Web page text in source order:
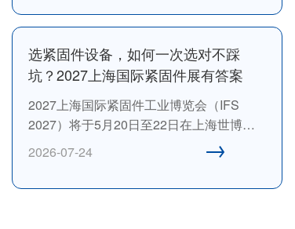
汉诺威米兰展览(上海)有限公司联合主办。
作为行业“风向标”，这里不仅是商贸对接的
优质平台，更是技术交流与趋势研判的前
沿阵地。
选紧固件设备，如何一次选对不踩
坑？2027上海国际紧固件展有答案
2027上海国际紧固件工业博览会（IFS
2027）将于5月20日至22日在上海世博展
览馆盛大举行。展会由中国机械通用零部
件工业协会、中国机械通用零部件工业协
2026-07-24 →